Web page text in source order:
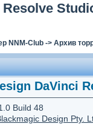
NNM-Club -> Архив
DaVinci
Build 48
Design Pty.